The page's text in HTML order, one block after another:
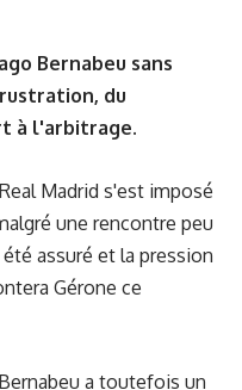
Bernabeu sans
du
à l'arbitrage.
Madrid s'est imposé
une rencontre peu
assuré et la pression
Gérone ce
a toutefois un